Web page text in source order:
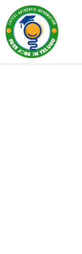
content